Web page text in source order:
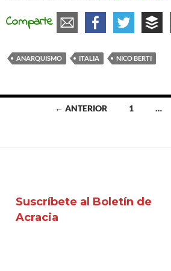
Comparte
ANARQUISMO ITALIA NICO BERTI
las
← ANTERIOR 1 …
Suscríbete al Boletín de
Acracia